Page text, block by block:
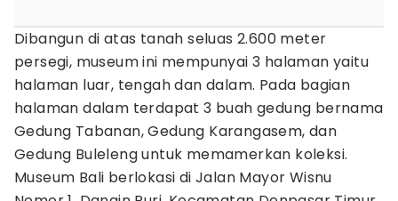
Dibangun di atas tanah seluas 2.600 meter
persegi, museum ini mempunyai 3 halaman yaitu
halaman luar, tengah dan dalam. Pada bagian
halaman dalam terdapat 3 buah gedung bernama
Gedung Tabanan, Gedung Karangasem, dan
Gedung Buleleng untuk memamerkan koleksi.
Museum Bali berlokasi di Jalan Mayor Wisnu